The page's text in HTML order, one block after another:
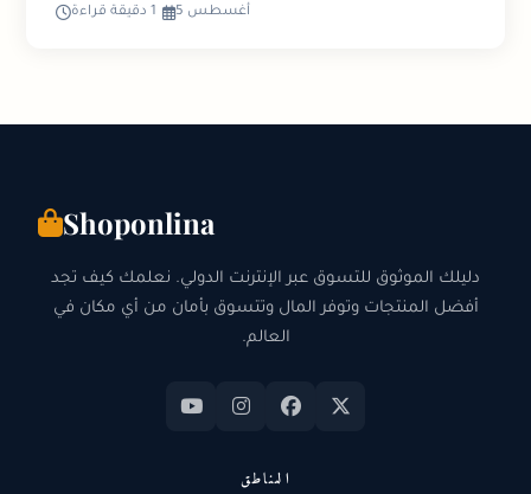
1 دقيقة قراءة أغسطس 5
Shoponlina
دليلك الموثوق للتسوق عبر الإنترنت الدولي. نعلمك كيف تجد
أفضل المنتجات وتوفر المال وتتسوق بأمان من أي مكان في
العالم.
المناطق